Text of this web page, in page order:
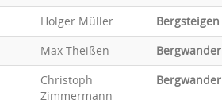
Holger Müller
Bergsteigen
Max Theißen
Christoph
Zimmermann